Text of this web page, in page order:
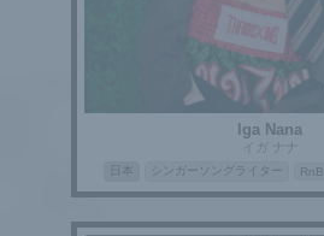
Iga Nana
イガ ナナ
シンガーソングライター RnB